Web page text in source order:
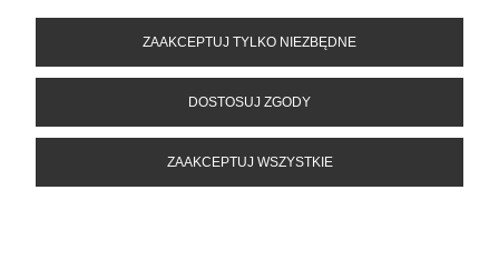
KONTAKT
POMOC
ZAAKCEPTUJ TYLKO NIEZBĘDNE
DOSTOSUJ ZGODY
ZAAKCEPTUJ WSZYSTKIE